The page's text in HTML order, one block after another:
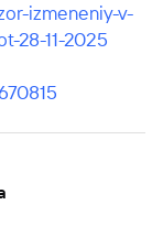
izmeneniy-v-
28-11-2025